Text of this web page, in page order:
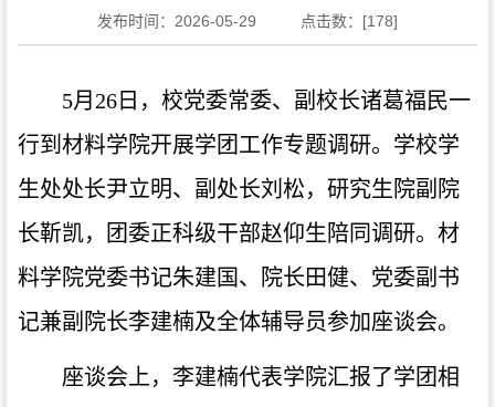
发布时间：2026-05-29 点击数：[178]
5月26日，校党委常委、副校长诸葛福民一
行到材料学院开展学团工作专题调研。学校学
生处处长尹立明、副处长刘松，研究生院副院
长靳凯，团委正科级干部赵仰生陪同调研。材
料学院党委书记朱建国、院长田健、党委副书
记兼副院长李建楠及全体辅导员参加座谈会。
座谈会上，李建楠代表学院汇报了学团相